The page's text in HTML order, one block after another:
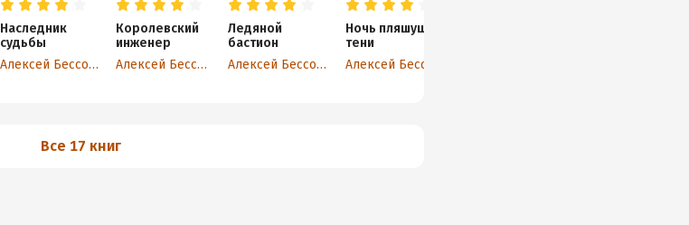
Наследник
судьбы
Алексей Бессонов
Королевский
инженер
Алексей Бессонов
Ледяной
бастион
Алексей Бессонов
Ночь пляшущей
тени
Все 17 книг